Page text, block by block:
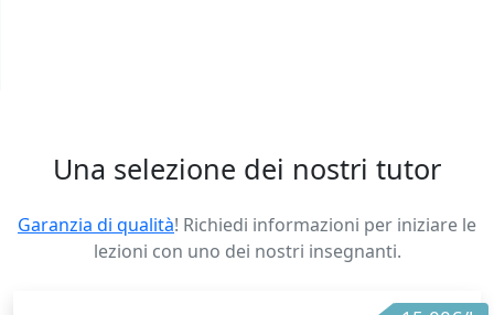
Una selezione dei nostri tutor
Garanzia di qualità! Richiedi informazioni per iniziare le
lezioni con uno dei nostri insegnanti.